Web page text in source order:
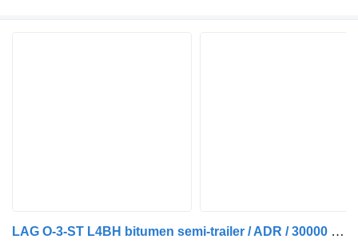
LAG O-3-ST L4BH bitumen semi-trailer / ADR / 30000 l / 4 units